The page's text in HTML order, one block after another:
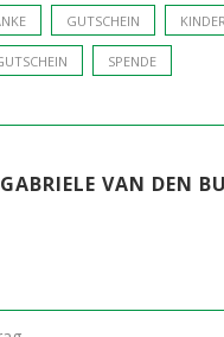
GUTSCHEIN
SPENDE
GABRIELE VAN DEN